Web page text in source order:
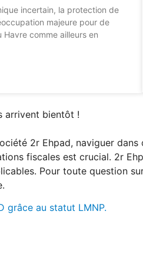
incertain, la protection de
majeure pour de
comme ailleurs en
arrivent bientôt !
2r Ehpad, naviguer
fiscales est crucial. 2r
Pour toute question
grâce au statut LMNP.